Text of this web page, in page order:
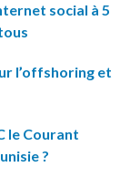
social à 5
l’offshoring et
le Courant
?